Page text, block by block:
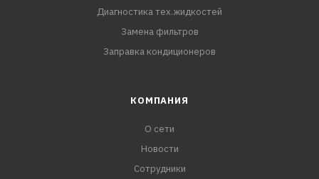
Диагностика тех.жидкостей
Замена фильтров
Заправка кондиционеров
КОМПАНИЯ
О сети
Новости
Сотрудники